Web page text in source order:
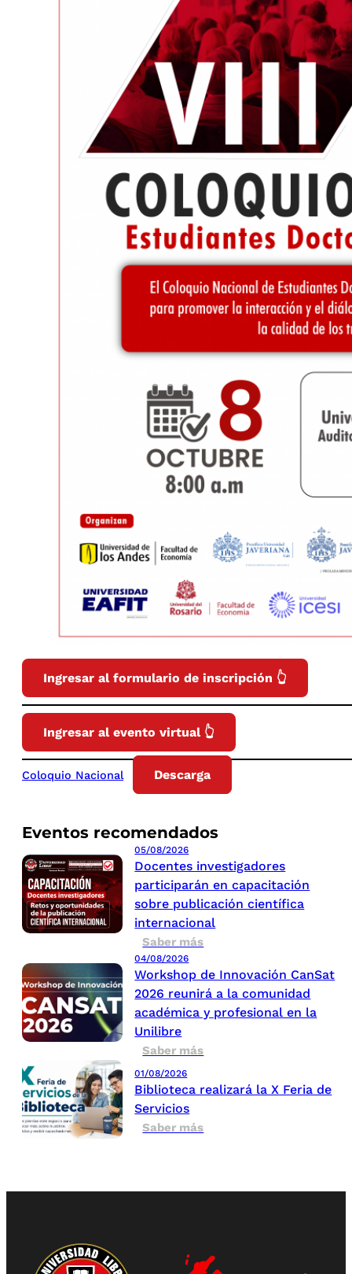
Eventos recomendados
05/08/2026
Docentes investigadores
participarán en capacitación
sobre publicación científica
internacional
Saber más
04/08/2026
Workshop de Innovación CanSat
2026 reunirá a la comunidad
académica y profesional en la
Unilibre
Saber más
01/08/2026
Biblioteca realizará la X Feria de
Servicios
Saber más
Ingresar al formulario de inscripción 👆
Ingresar al evento virtual 👆
Coloquio Nacional Descarga